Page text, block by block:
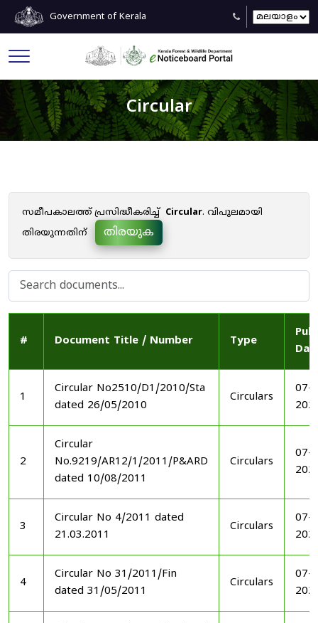
Government of Kerala
Circular
സമീപകാലത്ത് പ്രസിദ്ധീകരിച്ച് Circular. വിപുലമായി
തിരയുന്നതിന്
തിരയുക
# Document Title / Number Type
1
Circular No2510/D1/2010/Sta
dated 26/05/2010
Circulars
07-
2
Circular
No.9219/AR12/1/2011/P&ARD
dated 10/08/2011
Circulars
07-
3
Circular No 4/2011 dated
21.03.2011
Circulars
07-
4
Circular No 31/2011/Fin
dated 31/05/2011
Circulars
07-